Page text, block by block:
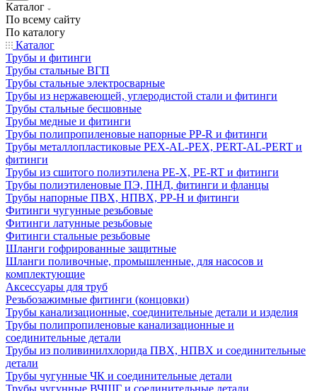
Каталог
По всему сайту
По каталогу
Каталог
Трубы и фитинги
Трубы стальные ВГП
Трубы стальные электросварные
Трубы из нержавеющей, углеродистой стали и фитинги
Трубы стальные бесшовные
Трубы медные и фитинги
Трубы полипропиленовые напорные PP-R и фитинги
Трубы металлопластиковые PEX-AL-PEX, PERT-AL-PERT и
фитинги
Трубы из сшитого полиэтилена PE-X, PE-RT и фитинги
Трубы полиэтиленовые ПЭ, ПНД, фитинги и фланцы
Трубы напорные ПВХ, НПВХ, PP-H и фитинги
Фитинги чугунные резьбовые
Фитинги латунные резьбовые
Фитинги стальные резьбовые
Шланги гофрированные защитные
Шланги поливочные, промышленные, для насосов и
комплектующие
Аксессуары для труб
Резьбозажимные фитинги (концовки)
Трубы канализационные, соединительные детали и изделия
Трубы полипропиленовые канализационные и
соединительные детали
Трубы из поливинилхлорида ПВХ, НПВХ и соединительные
детали
Трубы чугунные ЧК и соединительные детали
Трубы чугунные ВЧШГ и соединительные детали